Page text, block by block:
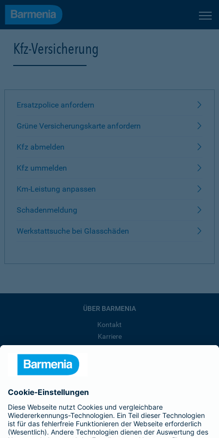
Kfz-Versicherung
Ersatzpolice anfordern
Grüne Versicherungskarte anfordern
Kfz abmelden
Kfz ummelden
Km-Leistung anpassen
Schadenmeldung
Werkstattsuche bei Glasschäden
ÜBER BARMENIA
Kontakt
Karriere
Barmenia ist Teil der BarmeniaGothaer
BELIEBTE SEITEN
Kranken-Zusatzversicherung